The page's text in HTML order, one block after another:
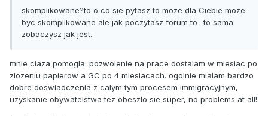
skomplikowane?to o co sie pytasz to moze dla Ciebie moze
byc skomplikowane ale jak poczytasz forum to -to sama
zobaczysz jak jest..
mnie ciaza pomogla. pozwolenie na prace dostalam w miesiac po
zlozeniu papierow a GC po 4 miesiacach. ogolnie mialam bardzo
dobre doswiadczenia z calym tym procesem immigracyjnym,
uzyskanie obywatelstwa tez obeszlo sie super, no problems at all!